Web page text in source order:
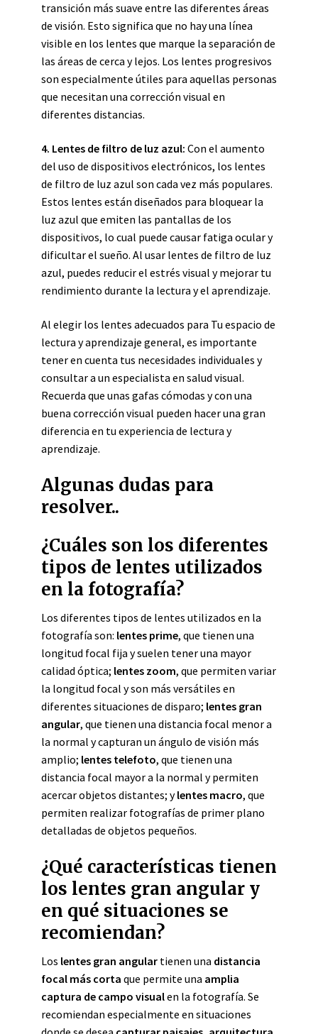
transición más suave entre las diferentes áreas
de visión. Esto significa que no hay una línea
visible en los lentes que marque la separación de
las áreas de cerca y lejos. Los lentes progresivos
son especialmente útiles para aquellas personas
que necesitan una corrección visual en
diferentes distancias.
4. Lentes de filtro de luz azul: Con el aumento
del uso de dispositivos electrónicos, los lentes
de filtro de luz azul son cada vez más populares.
Estos lentes están diseñados para bloquear la
luz azul que emiten las pantallas de los
dispositivos, lo cual puede causar fatiga ocular y
dificultar el sueño. Al usar lentes de filtro de luz
azul, puedes reducir el estrés visual y mejorar tu
rendimiento durante la lectura y el aprendizaje.
Al elegir los lentes adecuados para Tu espacio de
lectura y aprendizaje general, es importante
tener en cuenta tus necesidades individuales y
consultar a un especialista en salud visual.
Recuerda que unas gafas cómodas y con una
buena corrección visual pueden hacer una gran
diferencia en tu experiencia de lectura y
aprendizaje.
Algunas dudas para
resolver..
¿Cuáles son los diferentes
tipos de lentes utilizados
en la fotografía?
Los diferentes tipos de lentes utilizados en la
fotografía son: lentes prime, que tienen una
longitud focal fija y suelen tener una mayor
calidad óptica; lentes zoom, que permiten variar
la longitud focal y son más versátiles en
diferentes situaciones de disparo; lentes gran
angular, que tienen una distancia focal menor a
la normal y capturan un ángulo de visión más
amplio; lentes telefoto, que tienen una
distancia focal mayor a la normal y permiten
acercar objetos distantes; ylentes macro, que
permiten realizar fotografías de primer plano
detalladas de objetos pequeños.
¿Qué características tienen
los lentes gran angular y
en qué situaciones se
recomiendan?
Los lentes gran angular tienen una distancia
focal más corta que permite una amplia
captura de campo visualen la fotografía. Se
recomiendan especialmente en situaciones